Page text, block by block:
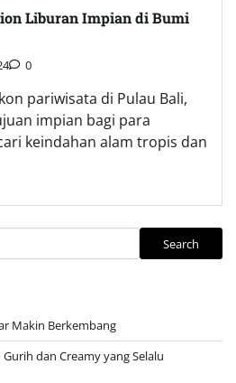
Liburan Impian di Bumi
0
pariwisata di Pulau Bali,
impian bagi para
keindahan alam tropis dan
Search
Makin Berkembang
dan Creamy yang Selalu